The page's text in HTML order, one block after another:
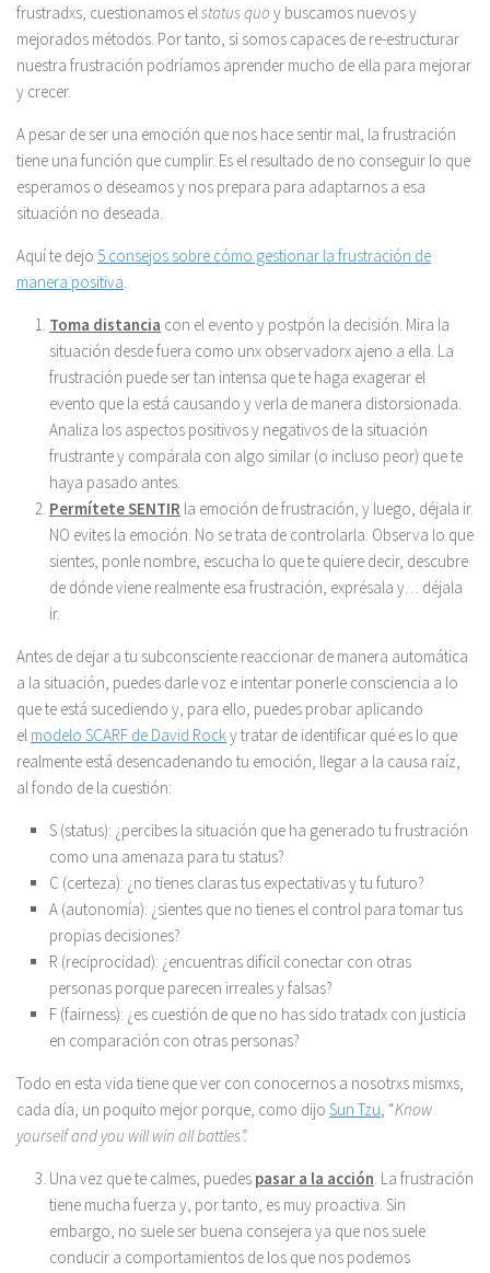
frustradxs, cuestionamos el status quo y buscamos nuevos y
mejorados métodos. Por tanto, si somos capaces de re-estructurar
nuestra frustración podríamos aprender mucho de ella para mejorar
y crecer.
A pesar de ser una emoción que nos hace sentir mal, la frustración
tiene una función que cumplir. Es el resultado de no conseguir lo que
esperamos o deseamos y nos prepara para adaptarnos a esa
situación no deseada.
Aquí te dejo 5 consejos sobre cómo gestionar la frustración de
manera positiva
Toma distancia con el evento y postpón la decisión. Mira la
situación desde fuera como unx observadorx ajeno a ella. La
frustración puede ser tan intensa que te haga exagerar el
evento que la está causando y verla de manera distorsionada.
Analiza los aspectos positivos y negativos de la situación
frustrante y compárala con algo similar (o incluso peor) que te
haya pasado antes.
Permítete SENTIR la emoción de frustración, y luego, déjala ir.
NO evites la emoción. No se trata de controlarla. Observa lo que
sientes, ponle nombre, escucha lo que te quiere decir, descubre
de dónde viene realmente esa frustración, exprésala y… déjala
ir.
Antes de dejar a tu subconsciente reaccionar de manera automática
a la situación, puedes darle voz e intentar ponerle consciencia a lo
que te está sucediendo y, para ello, puedes probar aplicando
el modelo SCARF de David Rock y tratar de identificar qué es lo que
realmente está desencadenando tu emoción, llegar a la causa raíz,
al fondo de la cuestión:
S (status): ¿percibes la situación que ha generado tu frustración
como una amenaza para tu status?
C (certeza): ¿no tienes claras tus expectativas y tu futuro?
A (autonomía): ¿sientes que no tienes el control para tomar tus
propias decisiones?
R (reciprocidad): ¿encuentras difícil conectar con otras
personas porque parecen irreales y falsas?
F (fairness): ¿es cuestión de que no has sido tratadx con justicia
en comparación con otras personas?
Todo en esta vida tiene que ver con conocernos a nosotrxs mismxs,
cada día, un poquito mejor porque, como dijo Sun Tzu , “Know
yourself and you will win all battles”.
Una vez que te calmes, puedes pasar a la acción . La frustración
tiene mucha fuerza y, por tanto, es muy proactiva. Sin
embargo, no suele ser buena consejera ya que nos suele
conducir a comportamientos de los que nos podemos